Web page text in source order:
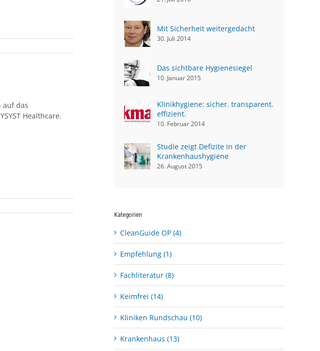
auf das
Healthcare.
Mit Sicherheit weitergedacht
30. Juli 2014
Das sichtbare Hygienesiegel
10. Januar 2015
Klinikhygiene: sicher. transparent.
effizient.
10. Februar 2014
Studie zeigt Defizite in der
Krankenhaushygiene
26. August 2015
Kategorien
CleanGuide OP (4)
Empfehlung (1)
Fachliteratur (8)
Keimfrei (14)
Kliniken Rundschau (10)
Krankenhaus (13)